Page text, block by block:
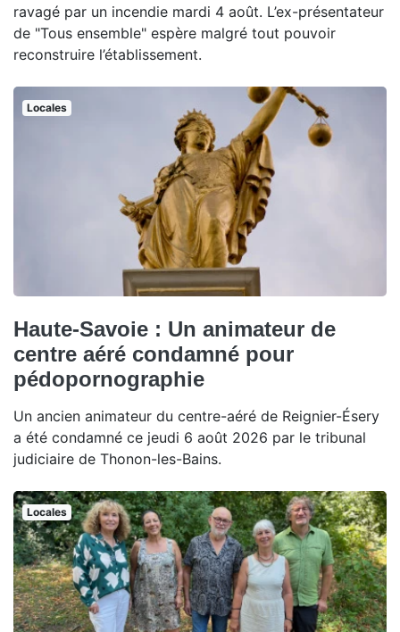
ravagé par un incendie mardi 4 août. L’ex-présentateur
de "Tous ensemble" espère malgré tout pouvoir
reconstruire l’établissement.
Locales
Haute-Savoie : Un animateur de
centre aéré condamné pour
pédopornographie
Un ancien animateur du centre-aéré de Reignier-Ésery
a été condamné ce jeudi 6 août 2026 par le tribunal
judiciaire de Thonon-les-Bains.
Locales